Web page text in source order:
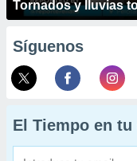
Tornados y lluvias
Síguenos
El Tiempo en tu